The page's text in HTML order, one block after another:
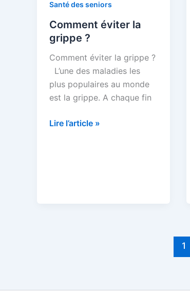
Santé des seniors
Comment éviter la
grippe ?
Comment éviter la grippe ?
L’une des maladies les
plus populaires au monde
est la grippe. A chaque fin
Comment
Lire l’article »
1